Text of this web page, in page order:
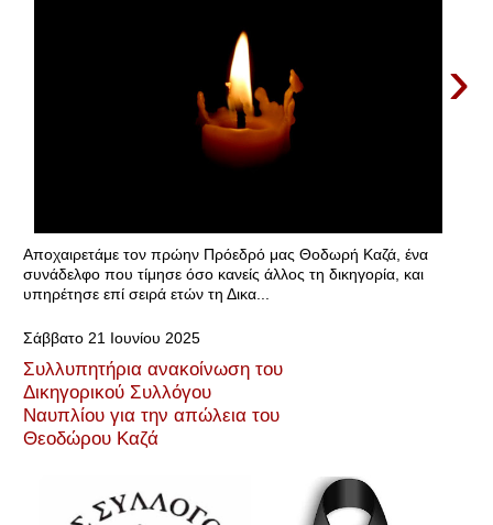
›
Αποχαιρετάμε τον πρώην Πρόεδρό μας Θοδωρή Καζά, ένα
συνάδελφο που τίμησε όσο κανείς άλλος τη δικηγορία, και
υπηρέτησε επί σειρά ετών τη Δικα...
Σάββατο 21 Ιουνίου 2025
Συλλυπητήρια ανακοίνωση του
Δικηγορικού Συλλόγου
Ναυπλίου για την απώλεια του
Θεοδώρου Καζά